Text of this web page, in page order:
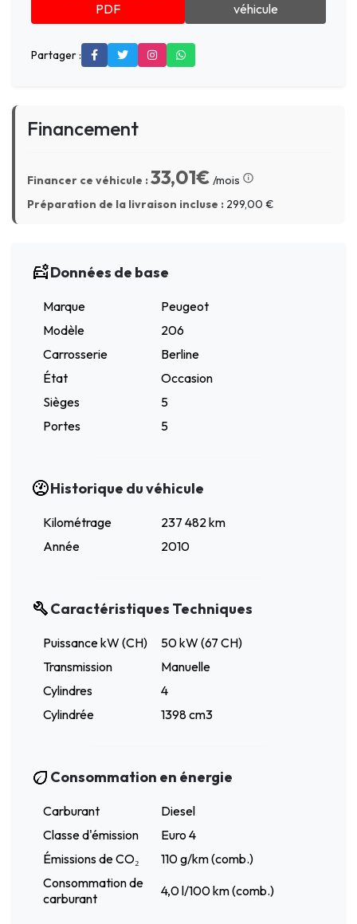
PDF
véhicule
Partager :
Financement
Financer ce véhicule :33,01€ /mois
Préparation de la livraison incluse : 299,00 €
Données de base
Marque
Peugeot
Modèle
206
Carrosserie
Berline
État
Occasion
Sièges
5
Portes
5
Historique du véhicule
Kilométrage
237 482 km
Année
2010
Caractéristiques Techniques
Puissance kW (CH)
50 kW (67 CH)
Transmission
Manuelle
Cylindres
4
Cylindrée
1398 cm3
Consommation en énergie
Carburant
Diesel
Classe d'émission
Euro 4
Émissions de CO₂
110 g/km (comb.)
Consommation de
carburant
4,0 l/100 km (comb.)